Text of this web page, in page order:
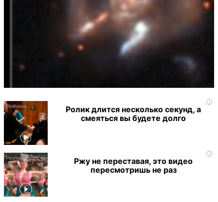
i
Ролик длится несколько секунд, а
смеяться вы будете долго
i
Ржу не переставая, это видео
пересмотришь не раз